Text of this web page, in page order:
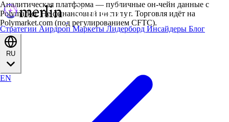
Стратегии АирдропМаркеты Лидерборд Инсайдеры Блог
EN
Аналитическая платформа — публичные он-чейн данные с
Polymarket. Не финансовый институт. Торговля идёт на
Polymarket.com (под регулированием CFTC).